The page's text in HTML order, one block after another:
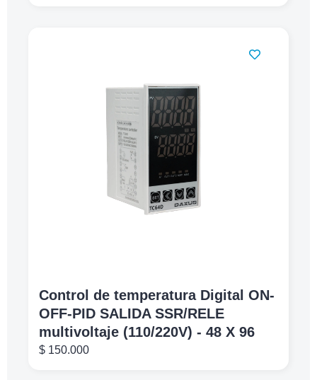
Control de temperatura Digital ON-
OFF-PID SALIDA SSR/RELE
multivoltaje (110/220V) - 48 X 96
$ 150.000